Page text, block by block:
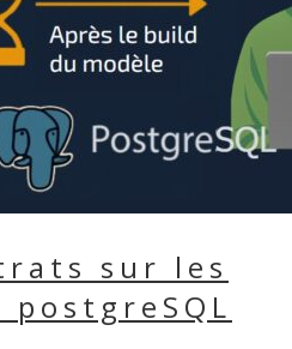
sur les
postgreSQL